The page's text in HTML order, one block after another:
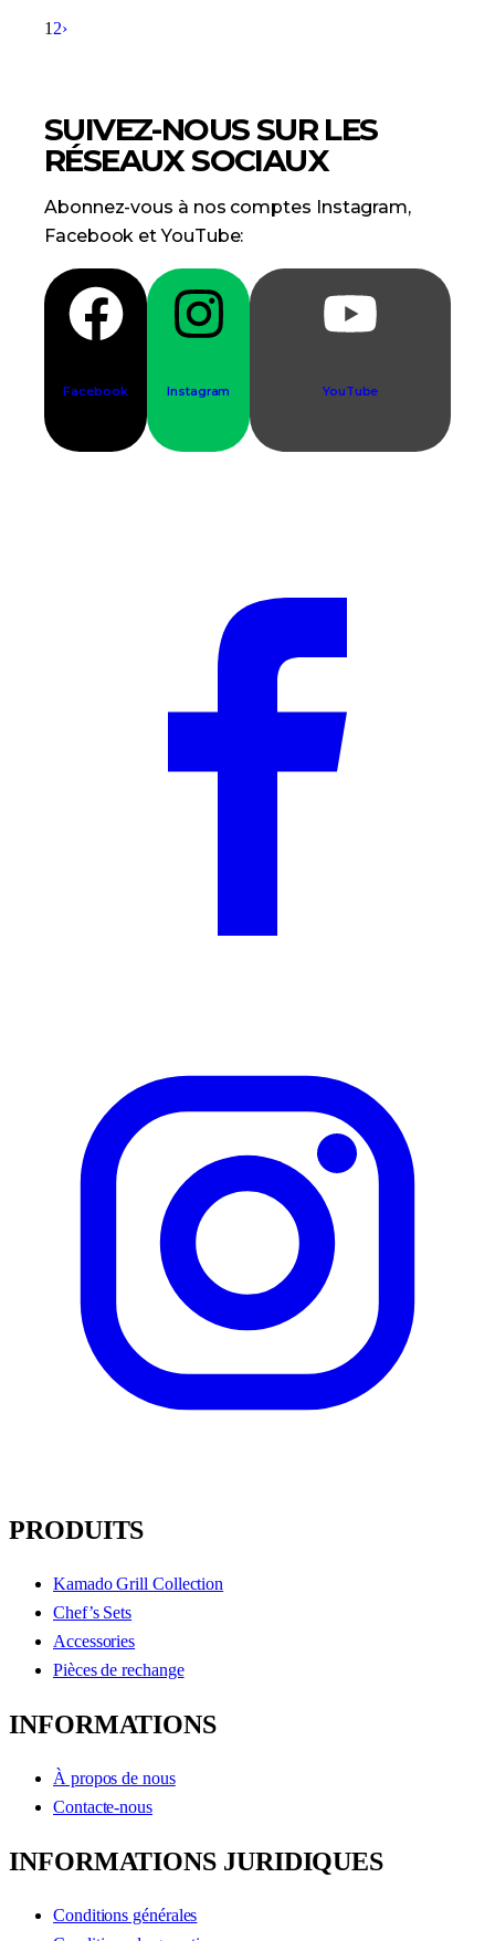
1 2›
SUIVEZ-NOUS SUR LES
RÉSEAUX SOCIAUX
Abonnez-vous à nos comptes Instagram,
Facebook et YouTube:
Facebook Instagram YouTube
PRODUITS
Kamado Grill Collection
Chef’s Sets
Accessories
Pièces de rechange
INFORMATIONS
À propos de nous
Contacte-nous
INFORMATIONS JURIDIQUES
Conditions générales